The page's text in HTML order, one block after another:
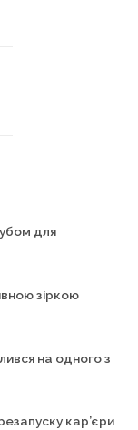
для
зіркою
на одного з
кар’єри